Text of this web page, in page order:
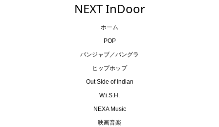
NEXT InDoor
ホーム
POP
パンジャブ／バングラ
ヒップホップ
Out Side of Indian
W.i.S.H.
NEXA Music
映画音楽